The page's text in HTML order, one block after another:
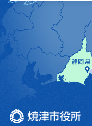
焼津市役所